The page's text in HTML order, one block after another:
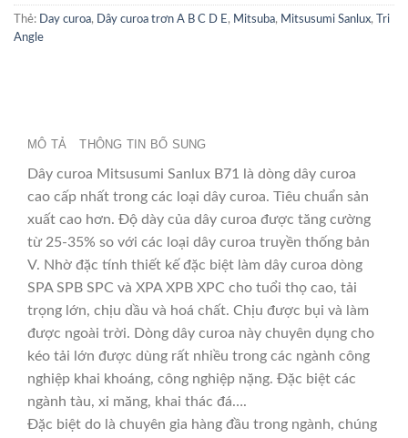
Thẻ: Day curoa, Dây curoa trơn A B C D E , Mitsuba, Mitsusumi Sanlux,
Tri
Angle
MÔ TẢ THÔNG TIN BỔ SUNG
Dây curoa Mitsusumi Sanlux B71 là dòng dây curoa
cao cấp nhất trong các loại dây curoa. Tiêu chuẩn sản
xuất cao hơn. Độ dày của dây curoa được tăng cường
từ 25-35% so với các loại dây curoa truyền thống bản
V. Nhờ đặc tính thiết kế đặc biệt làm dây curoa dòng
SPA SPB SPC và XPA XPB XPC cho tuổi thọ cao, tải
trọng lớn, chịu dầu và hoá chất. Chịu được bụi và làm
được ngoài trời. Dòng dây curoa này chuyên dụng cho
kéo tải lớn được dùng rất nhiều trong các ngành công
nghiệp khai khoáng, công nghiệp nặng. Đặc biệt các
ngành tàu, xi măng, khai thác đá….
Đặc biệt do là chuyên gia hàng đầu trong ngành, chúng